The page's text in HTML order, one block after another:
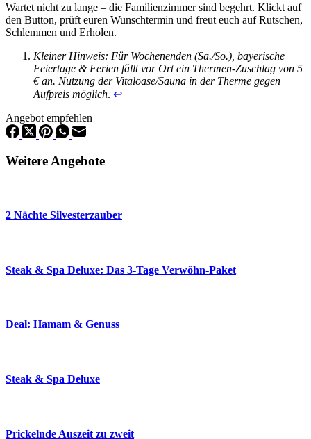
Wartet nicht zu lange – die Familienzimmer sind begehrt. Klickt auf
den Button, prüft euren Wunschtermin und freut euch auf Rutschen,
Schlemmen und Erholen.
Kleiner Hinweis: Für Wochenenden (Sa./So.), bayerische
Feiertage & Ferien fällt vor Ort ein Thermen-Zuschlag von 5
€ an. Nutzung der Vitaloase/Sauna in der Therme gegen
Aufpreis möglich. ↩︎
Angebot empfehlen
Weitere Angebote
2 Nächte Silvesterzauber
Steak & Spa Deluxe: Das 3-Tage Verwöhn-Paket
Deal: Hamam & Genuss
Steak & Spa Deluxe
Prickelnde Auszeit zu zweit